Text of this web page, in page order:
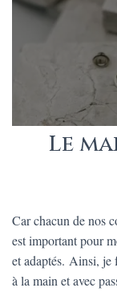
Le
Car chacun de nos
est important pour
et adaptés. Ainsi, je
à la main et avec